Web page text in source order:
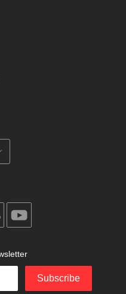
soundcloud
Subscribe